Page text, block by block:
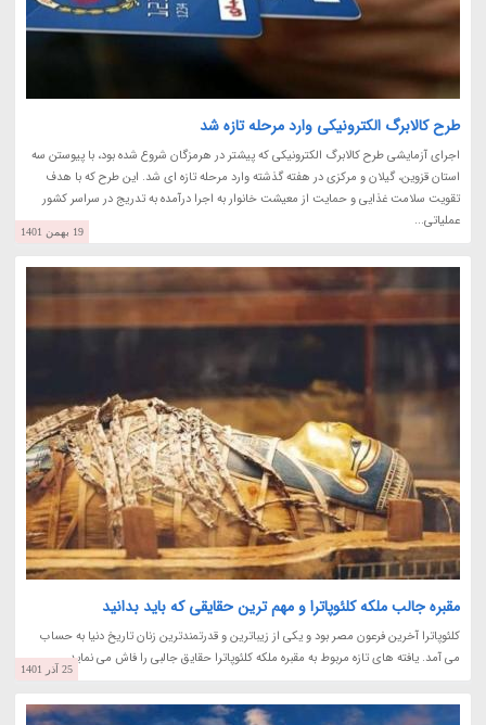
طرح کالابرگ الکترونیکی وارد مرحله تازه شد
اجرای آزمایشی طرح کالابرگ الکترونیکی که پیشتر در هرمزگان شروع شده بود، با پیوستن سه
استان قزوین، گیلان و مرکزی در هفته گذشته وارد مرحله تازه ای شد. این طرح که با هدف
تقویت سلامت غذایی و حمایت از معیشت خانوار به اجرا درآمده به تدریج در سراسر کشور
عملیاتی...
19 بهمن 1401
مقبره جالب ملکه کلئوپاترا و مهم ترین حقایقی که باید بدانید
کلئوپاترا آخرین فرعون مصر بود و یکی از زیباترین و قدرتمندترین زنان تاریخ دنیا به حساب
می آمد. یافته های تازه مربوط به مقبره ملکه کلئوپاترا حقایق جالبی را فاش می نماید.
25 آذر 1401